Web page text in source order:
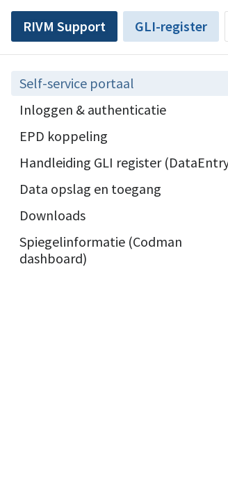
RIVM Support GLI-register
Self-service portaal
Inloggen & authenticatie
EPD koppeling
Handleiding GLI register
Data opslag en toegang
Downloads
Spiegelinformatie (Codman
dashboard)